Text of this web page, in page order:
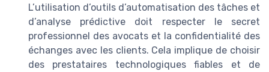
L’utilisation d’outils d’automatisation des tâches et
d’analyse prédictive doit respecter le secret
professionnel des avocats et la confidentialité des
échanges avec les clients. Cela implique de choisir
des prestataires technologiques fiables et de